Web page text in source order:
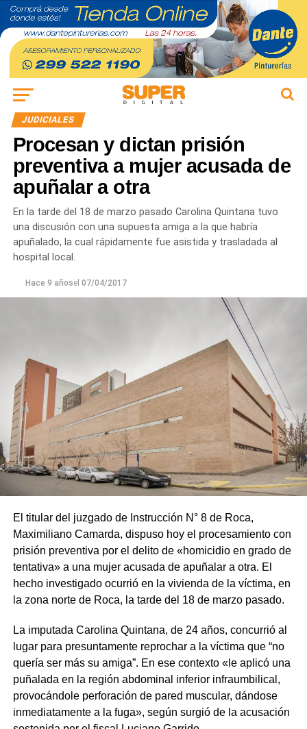
JUDICIALES
Procesan y dictan prisión
preventiva a mujer acusada de
apuñalar a otra
En la tarde del 18 de marzo pasado Carolina Quintana tuvo
una discusión con una supuesta amiga a la que habría
apuñalado, la cual rápidamente fue asistida y trasladada al
hospital local.
Hace 9 añosel 07/04/2017
El titular del juzgado de Instrucción N° 8 de Roca,
Maximiliano Camarda, dispuso hoy el procesamiento con
prisión preventiva por el delito de «homicidio en grado de
tentativa» a una mujer acusada de apuñalar a otra. El
hecho investigado ocurrió en la vivienda de la víctima, en
la zona norte de Roca, la tarde del 18 de marzo pasado.
La imputada Carolina Quintana, de 24 años, concurrió al
lugar para presuntamente reprochar a la víctima que “no
quería ser más su amiga”. En ese contexto «le aplicó una
puñalada en la región abdominal inferior infraumbilical,
provocándole perforación de pared muscular, dándose
inmediatamente a la fuga», según surgió de la acusación